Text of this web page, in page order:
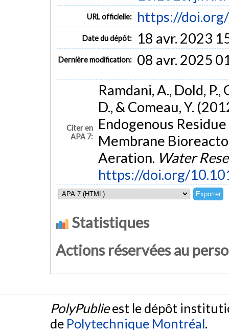
URL officielle: https://
Date du dépôt: 18 avr. 2023
Dernière modification: 08 avr. 2025
Citer en
APA 7:
Ramdani, A., Dold,
D., & Comeau, Y.
Endogenous
Membrane
Aeration. Water
https://doi.org/
Statistiques
Actions réservées au
PolyPublieest le dépôt
de Polytechnique Montréal.